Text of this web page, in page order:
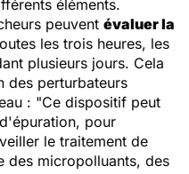
éléments.
peuvent évaluer la
les trois heures, les
plusieurs jours. Cela
des perturbateurs
: "Ce dispositif peut
pour
le traitement de
des micropolluants, des